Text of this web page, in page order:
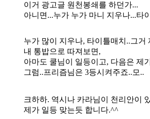
이거 광고글 원천봉쇄를 하던가...
아니면...누가 누가 마니 지우나...타
누가 많이 지우나, 타이틀매치..그거
내 통밥으로 따져보면,
아마도 쿨님이 일등이고, 다음은 제
그럼..프리즘님은 3등시켜주죠..모..
크하하. 역시나 카라님이 천리안이
제가 일등 맞는듯 합니다.^^